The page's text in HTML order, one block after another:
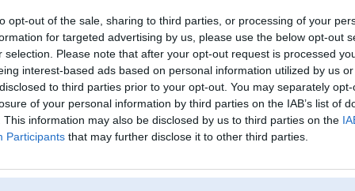
opt-out of the sale, sharing to third parties, or processing of your
for targeted advertising by us, please use the below opt-out
selection. Please note that after your opt-out request is processed
interest-based ads based on personal information utilized by us
to third parties prior to your opt-out. You may separately
of your personal information by third parties on the IAB’s list of
This information may also be disclosed by us to third parties on the
Participants that may further disclose it to other third parties.
Lietotāja bojadzjans profils
Pēdējo reizi manīts: 02. Apr 2012, 14:53
Lietotājvārds:
bojadzjans
Pilsēta:
Rīga
Braucu ar:
Nodarbošanās:
Students
[Pēdējie ziņojumi forumā]